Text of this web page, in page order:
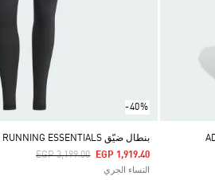
-40%
بنطال ضيّق RUNNING ESSENTIALS
Price Reduced From
EGP 3,199.00ToEGP 1,919.40
النساء الجري